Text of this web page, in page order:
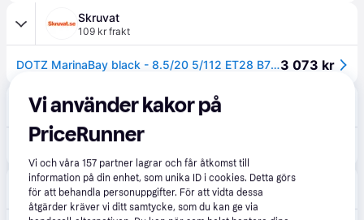
Skruvat
109 kr frakt
DOTZ MarinaBay black - 8.5/20 5/112 ET28 B70.13 073 kr
Däck365
115 kr frakt,6-8 dagar
bildelarexpert.se
Fri frakt
Vi använder kakor på
PriceRunner
Vi och våra157 partner lagrar och får åtkomst till
information på din enhet, som unika ID i cookies. Detta görs
för att behandla personuppgifter. För att vidta dessa
åtgärder kräver vi ditt samtycke, som du kan ge via